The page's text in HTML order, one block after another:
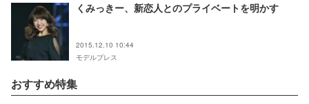
くみっきー、新恋人とのプライベートを明かす
2015.12.10 10:44
モデルプレス
おすすめ特集